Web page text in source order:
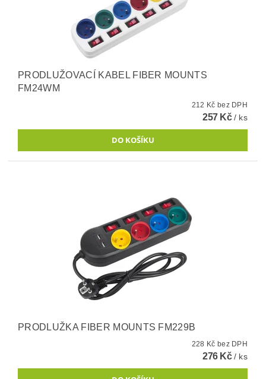
PRODLUŽOVACÍ KABEL FIBER MOUNTS
FM24WM
212 Kč bez DPH
257 Kč/ ks
PRODLUŽKA FIBER MOUNTS FM229B
228 Kč bez DPH
276 Kč/ ks